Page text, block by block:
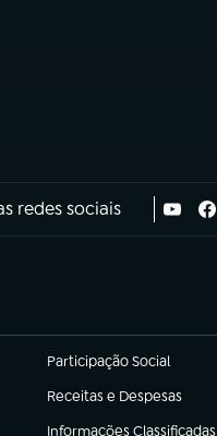
redes sociais
Participação Social
(abre em nova aba)
Receitas e Despesas
(abre em nova aba)
Informações Classificadas